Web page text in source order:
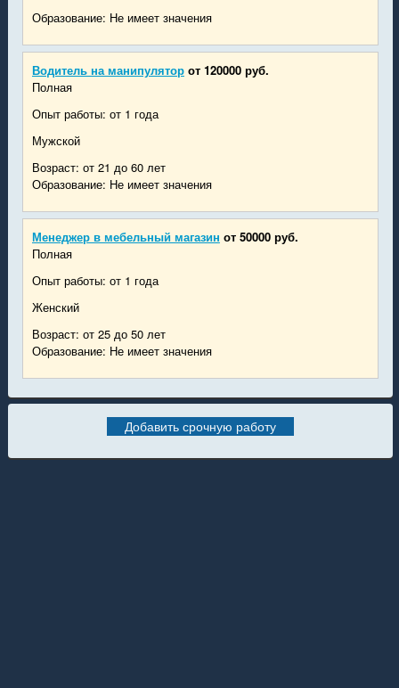
Образование: Не имеет значения
Водитель на манипулятор от 120000 руб.
Полная
Опыт работы: от 1 года
Мужской
Возраст: от 21 до 60 лет
Образование: Не имеет значения
Менеджер в мебельный магазин от 50000 руб.
Полная
Опыт работы: от 1 года
Женский
Возраст: от 25 до 50 лет
Образование: Не имеет значения
Добавить срочную работу